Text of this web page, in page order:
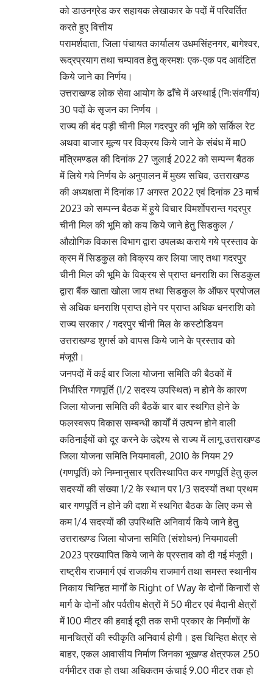
को डाउनग्रेड कर सहायक लेखाकार के पदों में परिवर्तित
करते हुए वित्तीय
परामर्शदाता, जिला पंचायत कार्यालय उधमसिंहनगर, बागेश्वर,
रूद्रप्रयाग तथा चम्पावत हेतु क्रमशः एक-एक पद आवंटित
किये जाने का निर्णय।
उत्तराखण्ड लोक सेवा आयोग के ढाँचे में अस्थाई (निःसंवर्गीय)
30 पदों के सृजन का निर्णय ।
राज्य की बंद पड़ी चीनी मिल गदरपुर की भूमि को सर्किल रेट
अथवा बाजार मूल्य पर विक्रय किये जाने के संबंध में मा0
मंत्रिमण्डल की दिनांक 27 जुलाई 2022 को सम्पन्न बैठक
में लिये गये निर्णय के अनुपालन में मुख्य सचिव, उत्तराखण्ड
की अध्यक्षता में दिनांक 17 अगस्त 2022 एवं दिनांक 23 मार्च
2023 को सम्पन्न बैठक में हुये विचार विमर्शाेपरान्त गदरपुर
चीनी मिल की भूमि को कय किये जाने हेतु सिडकुल /
औद्योगिक विकास विभाग द्वारा उपलब्ध कराये गये प्रस्ताव के
क्रम में सिडकुल को विक्रय कर लिया जाए तथा गदरपुर
चीनी मिल की भूमि के विक्रय से प्राप्त धनराशि का सिडकुल
द्वारा बैंक खाता खोला जाय तथा सिडकुल के ऑफर प्रपोजल
से अधिक धनराशि प्राप्त होने पर प्राप्त अधिक धनराशि को
राज्य सरकार / गदरपुर चीनी मिल के कस्टोडियन
उत्तराखण्ड शुगर्स को वापस किये जाने के प्रस्ताव को
मंजूरी।
जनपदों में कई बार जिला योजना समिति की बैठकों में
निर्धारित गणपूर्ति (1/2 सदस्य उपस्थित) न होने के कारण
जिला योजना समिति की बैठकें बार बार स्थगित होने के
फलस्वरूप विकास सम्बन्धी कार्यों में उत्पन्न होने वाली
कठिनाईयों को दूर करने के उद्देश्य से राज्य में लागू उत्तराखण्ड
जिला योजना समिति नियमावली, 2010 के नियम 29
(गणपूर्ति) को निम्नानुसार प्रतिस्थापित कर गणपूर्ति हेतु कुल
सदस्यों की संख्या 1/2 के स्थान पर 1/3 सदस्यों तथा प्रथम
बार गणपूर्ति न होने की दशा में स्थगित बैठक के लिए कम से
कम 1/4 सदस्यों की उपस्थिति अनिवार्य किये जाने हेतु
उत्तराखण्ड जिला योजना समिति (संशोधन) नियमावली
2023 प्रख्यापित किये जाने के प्रस्ताव को दी गई मंजूरी।
राष्ट्रीय राजमार्ग एवं राजकीय राजमार्ग तथा समस्त स्थानीय
निकाय चिन्हित मार्गों के Right of Way के दोनों किनारों से
मार्ग के दोनों और पर्वतीय क्षेत्रों में 50 मीटर एवं मैदानी क्षेत्रों
में 100 मीटर की हवाई दूरी तक सभी प्रकार के निर्माणों के
मानचित्रों की स्वीकृति अनिवार्य होगी। इस चिन्हित क्षेत्र से
बाहर, एकल आवासीय निर्माण जिनका भूखण्ड क्षेत्रफल 250
वर्गमीटर तक हो तथा अधिकतम ऊंचाई 9.00 मीटर तक हो